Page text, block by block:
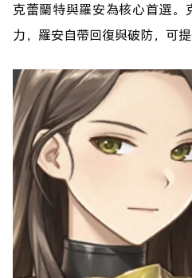
克蕾蘭特與羅安為核心首選。
力，羅安自帶回復與破防，可